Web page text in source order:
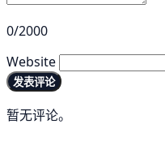
0/2000
Website
发表评论
暂无评论。